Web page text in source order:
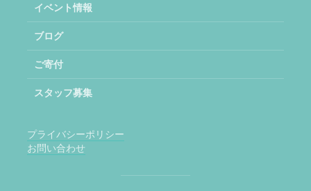
イベント情報
ブログ
ご寄付
スタッフ募集
プライバシーポリシー
お問い合わせ